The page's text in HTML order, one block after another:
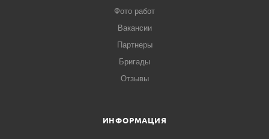
Фото работ
Вакансии
Партнеры
Бригады
Отзывы
ИНФОРМАЦИЯ